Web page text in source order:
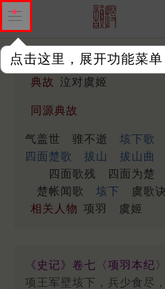
点击这里，展开功能菜单
典故 泣对虞姬
同源典故
气盖世 骓不逝 垓下歌
四面楚歌
拔山 拔山曲
四面歌残
四面为楚
楚帐闻歌
垓下
虞歌
相关人物 项羽 虞姬
《史记》卷七〈项羽本纪
项王军壁垓下，兵少食尽